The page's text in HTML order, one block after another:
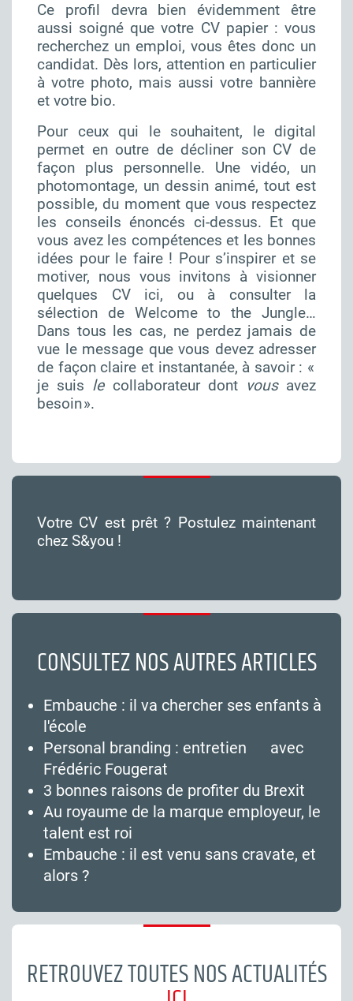
Ce profil devra bien évidemment être
aussi soigné que votre CV papier : vous
recherchez un emploi, vous êtes donc un
candidat. Dès lors, attention en particulier
à votre photo, mais aussi votre bannière
et votre bio.
Pour ceux qui le souhaitent, le digital
permet en outre de décliner son CV de
façon plus personnelle. Une vidéo, un
photomontage, un dessin animé, tout est
possible, du moment que vous respectez
les conseils énoncés ci-dessus. Et que
vous avez les compétences et les bonnes
idées pour le faire ! Pour s’inspirer et se
motiver, nous vous invitons à visionner
quelques CV ici, ou à consulter la
sélection de Welcome to the Jungle…
Dans tous les cas, ne perdez jamais de
vue le message que vous devez adresser
de façon claire et instantanée, à savoir : «
je suis lecollaborateur dont vousavez
besoin ».
Votre CV est prêt ? Postulez maintenant
chez S&you !
CONSULTEZ NOS AUTRES ARTICLES
Embauche : il va chercher ses enfants à
l'école
Personal branding : entretien avec
Frédéric Fougerat
3 bonnes raisons de profiter du Brexit
Au royaume de la marque employeur, le
talent est roi
Embauche : il est venu sans cravate, et
alors ?
RETROUVEZ TOUTES NOS ACTUALITÉS